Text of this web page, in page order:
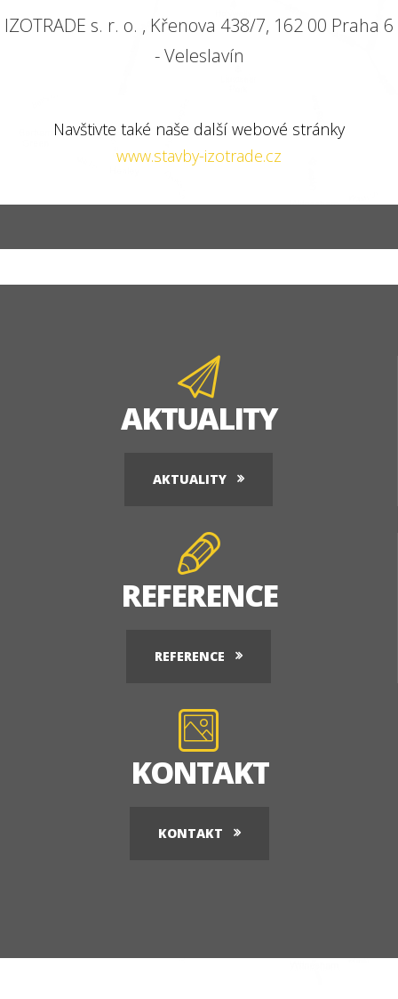
IZOTRADE s. r. o. , Křenova 438/7, 162 00 Praha 6
- Veleslavín
Navštivte také naše další webové stránky
www.stavby-izotrade.cz
AKTUALITY
AKTUALITY
REFERENCE
REFERENCE
KONTAKT
KONTAKT